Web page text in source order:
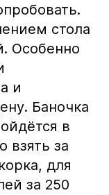
стола
Особенно
и
Баночка
в
взять за
для
за 250